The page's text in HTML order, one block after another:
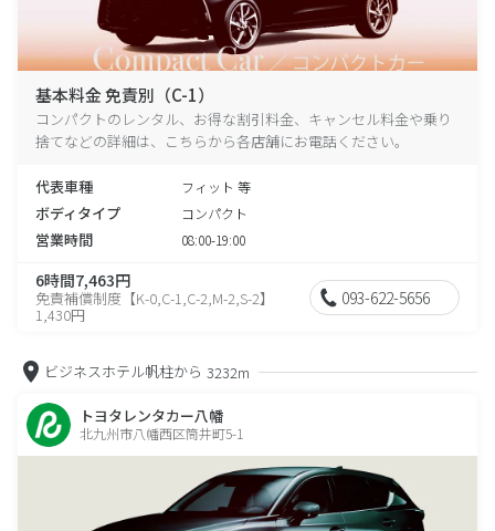
基本料金 免責別（C-1）
コンパクトのレンタル、お得な割引料金、キャンセル料金や乗り
捨てなどの詳細は、こちらから各店舗にお電話ください。
代表車種 フィット 等
ボディタイプ コンパクト
営業時間 08:00-19:00
6時間7,463円
免責補償制度【K-0,C-1,C-2,M-2,S-2】
1,430円
093-622-5656
ビジネスホテル帆柱から 3232m
トヨタレンタカー八幡
北九州市八幡西区筒井町5-1